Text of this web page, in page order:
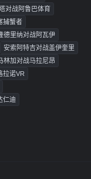
对战阿鲁巴体育
捕蟹者
德里纳对战阿瓦伊
安索阿特吉对战盖伊奎里
林加对战马拉尼昂
拉诺VR
仁迪